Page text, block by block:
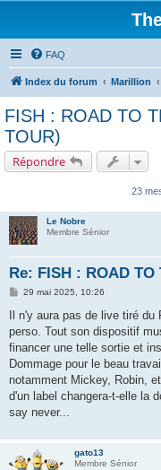
FAQ
Index du forum Marillion
FISH : ROAD TO
TOUR)
Répondre
23
Le Nobre
Membre Sénior
Re: FISH : ROAD TO
M
s
a
g
29 mai 2025, 10:26
Il n'y aura pas de live tiré
perso. Tout son dispositif
financer une telle sortie et
Dommage pour le beau
notamment Mickey, Robin,
d'un label changera-t-elle la
say never...
gato13
Membre Sénior